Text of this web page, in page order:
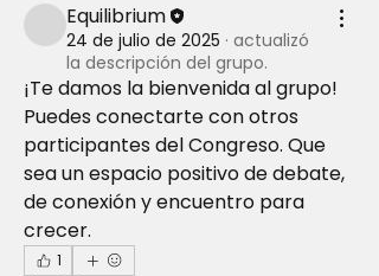
Equilibrium
24 de julio de 2025 · actualizó
la descripción del grupo.
¡Te damos la bienvenida al grupo!
Puedes conectarte con otros
participantes del Congreso. Que
sea un espacio positivo de debate,
de conexión y encuentro para
crecer.
1